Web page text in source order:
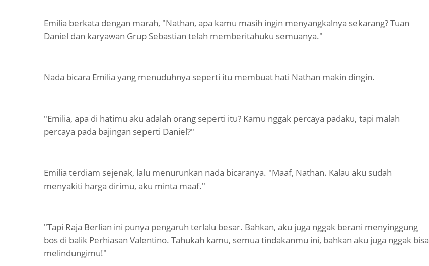
Emilia berkata dengan marah, "Nathan, apa kamu masih ingin menyangkalnya sekarang? Tuan
Daniel dan karyawan Grup Sebastian telah memberitahuku semuanya."
Nada bicara Emilia yang menuduhnya seperti itu membuat hati Nathan makin dingin.
"Emilia, apa di hatimu aku adalah orang seperti itu? Kamu nggak percaya padaku, tapi malah
percaya pada bajingan seperti Daniel?"
Emilia terdiam sejenak, lalu menurunkan nada bicaranya. "Maaf, Nathan. Kalau aku sudah
menyakiti harga dirimu, aku minta maaf."
"Tapi Raja Berlian ini punya pengaruh terlalu besar. Bahkan, aku juga nggak berani menyinggung
bos di balik Perhiasan Valentino. Tahukah kamu, semua tindakanmu ini, bahkan aku juga nggak bisa
melindungimu!"